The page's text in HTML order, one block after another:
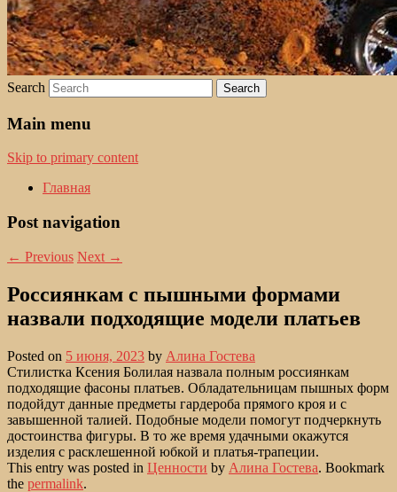
Search
Main menu
Skip to primary content
Главная
Post navigation
← Previous Next →
Россиянкам с пышными формами
назвали подходящие модели платьев
Posted on 5 июня, 2023 by Алина Гостева
Стилистка Ксения Болилая назвала полным россиянкам
подходящие фасоны платьев. Обладательницам пышных форм
подойдут данные предметы гардероба прямого кроя и с
завышенной талией. Подобные модели помогут подчеркнуть
достоинства фигуры. В то же время удачными окажутся
изделия с расклешенной юбкой и платья-трапеции.
This entry was posted in Ценности by Алина Гостева. Bookmark
the permalink.